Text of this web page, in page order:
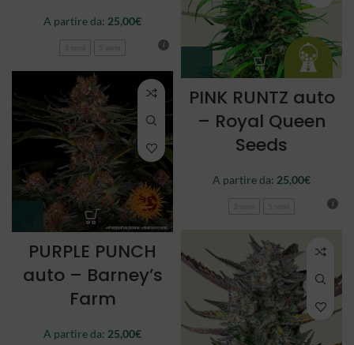
A partire da: 25,00€
PINK RUNTZ auto
– Royal Queen
Seeds
A partire da: 25,00€
PURPLE PUNCH
auto – Barney’s
Farm
A partire da: 25,00€